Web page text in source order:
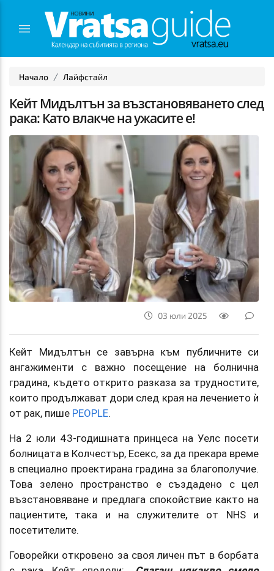
Начало Лайфстайл
Кейт Мидълтън за възстановяването след
рака: Като влакче на ужасите е!
03 юли 2025
Кейт Мидълтън се завърна към публичните си
ангажименти с важно посещение на болнична
градина, където открито разказа за трудностите,
които продължават дори след края на лечението ѝ
от рак, пише PEOPLE.
На 2 юли 43-годишната принцеса на Уелс посети
болницата в Колчестър, Есекс, за да прекара време
в специално проектирана градина за благополучие.
Това зелено пространство е създадено с цел
възстановяване и предлага спокойствие както на
пациентите, така и на служителите от NHS и
посетителите.
Говорейки откровено за своя личен път в борбата